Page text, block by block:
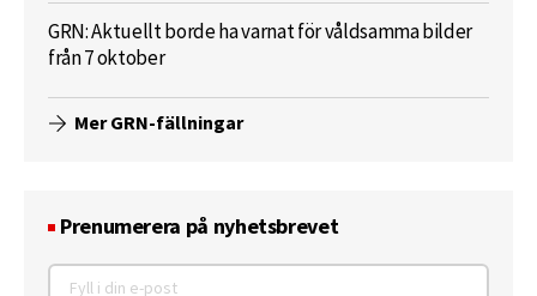
GRN: Aktuellt borde ha varnat för våldsamma bilder
från 7 oktober
Mer GRN-fällningar
Prenumerera på nyhetsbrevet